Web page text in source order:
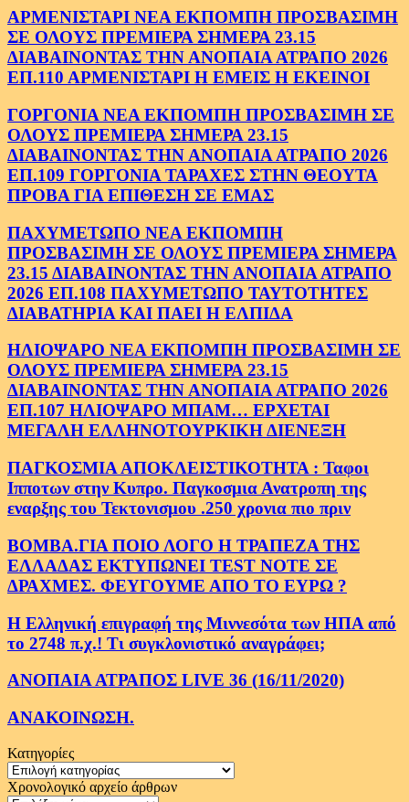
ΑΡΜΕΝΙΣΤΑΡΙ ΝΕΑ ΕΚΠΟΜΠΗ ΠΡΟΣΒΑΣΙΜΗ
ΣΕ ΟΛΟΥΣ ΠΡΕΜΙΕΡΑ ΣΗΜΕΡΑ 23.15
ΔΙΑΒΑΙΝΟΝΤΑΣ ΤΗΝ ΑΝΟΠΑΙΑ ΑΤΡΑΠΟ 2026
ΕΠ.110 ΑΡΜΕΝΙΣΤΑΡΙ Η ΕΜΕΙΣ Η ΕΚΕΙΝΟΙ
ΓΟΡΓΟΝΙΑ ΝΕΑ ΕΚΠΟΜΠΗ ΠΡΟΣΒΑΣΙΜΗ ΣΕ
ΟΛΟΥΣ ΠΡΕΜΙΕΡΑ ΣΗΜΕΡΑ 23.15
ΔΙΑΒΑΙΝΟΝΤΑΣ ΤΗΝ ΑΝΟΠΑΙΑ ΑΤΡΑΠΟ 2026
ΕΠ.109 ΓΟΡΓΟΝΙΑ ΤΑΡΑΧΕΣ ΣΤΗΝ ΘΕΟΥΤΑ
ΠΡΟΒΑ ΓΙΑ ΕΠΙΘΕΣΗ ΣΕ ΕΜΑΣ
ΠΑΧΥΜΕΤΩΠΟ ΝΕΑ ΕΚΠΟΜΠΗ
ΠΡΟΣΒΑΣΙΜΗ ΣΕ ΟΛΟΥΣ ΠΡΕΜΙΕΡΑ ΣΗΜΕΡΑ
23.15 ΔΙΑΒΑΙΝΟΝΤΑΣ ΤΗΝ ΑΝΟΠΑΙΑ ΑΤΡΑΠΟ
2026 ΕΠ.108 ΠΑΧΥΜΕΤΩΠΟ ΤΑΥΤΟΤΗΤΕΣ
ΔΙΑΒΑΤΗΡΙΑ ΚΑΙ ΠΑΕΙ Η ΕΛΠΙΔΑ
ΗΛΙΟΨΑΡΟ ΝΕΑ ΕΚΠΟΜΠΗ ΠΡΟΣΒΑΣΙΜΗ ΣΕ
ΟΛΟΥΣ ΠΡΕΜΙΕΡΑ ΣΗΜΕΡΑ 23.15
ΔΙΑΒΑΙΝΟΝΤΑΣ ΤΗΝ ΑΝΟΠΑΙΑ ΑΤΡΑΠΟ 2026
ΕΠ.107 ΗΛΙΟΨΑΡΟ ΜΠΑΜ… ΕΡΧΕΤΑΙ
ΜΕΓΑΛΗ ΕΛΛΗΝΟΤΟΥΡΚΙΚΗ ΔΙΕΝΕΞΗ
ΠΑΓΚΟΣΜΙΑ ΑΠΟΚΛΕΙΣΤΙΚΟΤΗΤΑ : Ταφοι
Ιπποτων στην Κυπρο. Παγκοσμια Ανατροπη της
εναρξης του Τεκτονισμου .250 χρονια πιο πριν
ΒΟΜΒΑ.ΓΙΑ ΠΟΙΟ ΛΟΓΟ Η ΤΡΑΠΕΖΑ ΤΗΣ
ΕΛΛΑΔΑΣ ΕΚΤΥΠΩΝΕΙ TEST NOTE ΣΕ
ΔΡΑΧΜΕΣ. ΦΕΥΓΟΥΜΕ ΑΠΟ ΤΟ ΕΥΡΩ ?
Η Ελληνική επιγραφή της Μιννεσότα των ΗΠΑ από
το 2748 π.χ.! Τι συγκλονιστικό αναγράφει;
ΑΝΟΠΑΙΑ ΑΤΡΑΠΟΣ LIVE 36 (16/11/2020)
ΑΝΑΚΟΙΝΩΣΗ.
Κατηγορίες
Κατηγορίες
Χρονολογικό αρχείο άρθρων